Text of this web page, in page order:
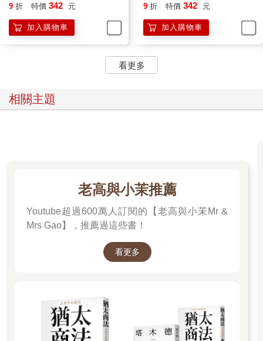
他讓你喜歡自己、認同自己；
他讓你覺得自己總是不夠好。
有能力的時候多給一點，
而收下的人則懷抱著感謝；
珍惜人與人之間的緣分，
人是流動的風景，其實自己也是。
每個人都不是原地不動的，別人流動過你的人生，
可是你也正在別人的人生經過；
學習去珍惜當下，因為每一個當下都很難得。
9 折 特價 342 元
加入購物車
9 折 特價 342 元
加入購物車
看更多
相關主題
老高與小茉推薦
Youtube超過600萬人訂閱的【老高與小茉Mr &
Mrs Gao】，推薦過這些書！
看更多